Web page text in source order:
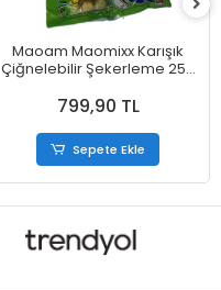
Maoam Maomixx Karışık
Çiğnelebilir Şekerleme 250
799,90 TL
Sepete Ekle